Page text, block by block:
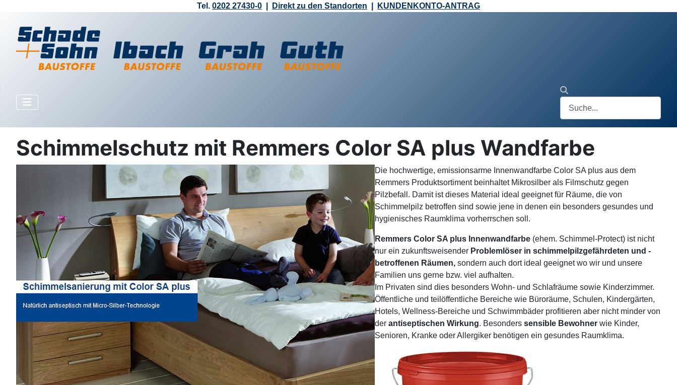
Tel. 0202 27430-0 Direkt zu den Standorten KUNDENKONTO-ANTRAG
Schimmelschutz mit Remmers Color SA plus Wandfarbe
Die hochwertige, emissionsarme Innenwandfarbe Color SA plus aus dem
Remmers Produktsortiment beinhaltet Mikrosilber als Filmschutz gegen
Pilzbefall. Damit ist dieses Material ideal geeignet für Räume, die von
Schimmelpilz betroffen sind sowie jene in denen ein besonders gesundes und
hygienisches Raumklima vorherrschen soll.
Remmers Color SA plus Innenwandfarbe (ehem. Schimmel-Protect) ist nicht
nur ein zukunftsweisender Problemlöser in schimmelpilzgefährdeten und -
betroffenen Räumen, sondern auch dort ideal geeignet wo wir und unsere
Familien uns gerne bzw. viel aufhalten.
Im Privaten sind dies besonders Wohn- und Schlafräume sowie Kinderzimmer.
Öffentliche und teilöffentliche Bereiche wie Büroräume, Schulen, Kindergärten,
Hotels, Wellness-Bereiche und Schwimmbäder profitieren aber nicht minder von
der antiseptischen Wirkung. Besonders sensible Bewohner wie Kinder,
Senioren, Kranke oder Allergiker benötigen ein gesundes Raumklima.